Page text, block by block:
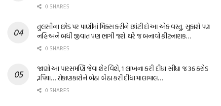
0 SHARES
તુલસીના છોડ પર પાણીમાં મિક્સ કરીને છાંટી દો આ એક વસ્તુ, સુકાશે પણ
નહિ અને બધી જીવાત પણ ભાગી જશે. ઘરે જ બનાવો કીટનાશક…
0 SHARES
જાણો આ પારસમણિ જેવા શેર વિશે, 1 લાખના કરી દીધા સીધા જ 36 કરોડ
રૂપિયા… રોકાણકારોને બેઠા બેઠા કરી દીધા માલામાલ…
0 SHARES